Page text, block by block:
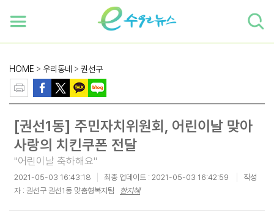
HOME > 우리동네 > 권선구
[권선1동] 주민자치위원회, 어린이날 맞아
사랑의 치킨쿠폰 전달
"어린이날 축하해요"
2021-05-03 16:43:18 최종 업데이트 : 2021-05-03 16:42:59
작성
자 : 권선구 권선1동 맞춤형복지팀
한지혜